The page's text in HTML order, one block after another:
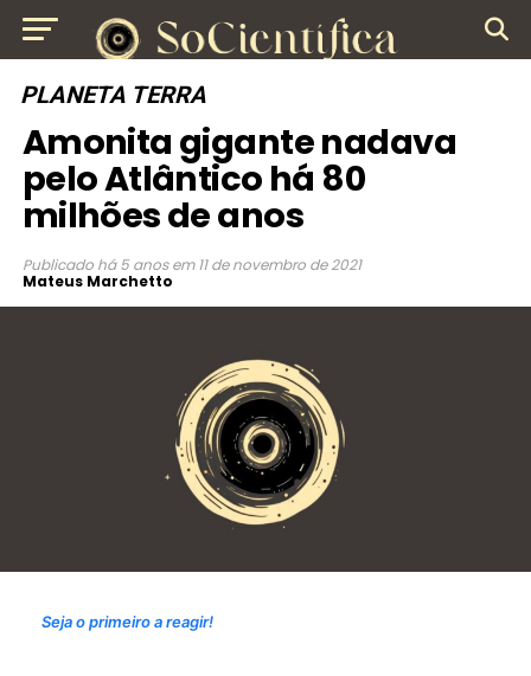
PLANETA TERRA
Amonita gigante nadava
pelo Atlântico há 80
milhões de anos
Publicado há 5 anos em 11 de novembro de 2021
Mateus Marchetto
Seja o primeiro a reagir!